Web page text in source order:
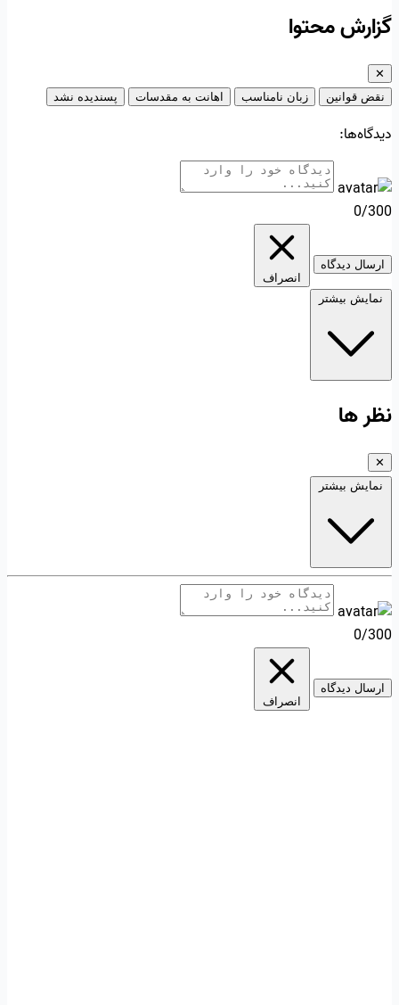
گزارش محتوا
✕
نقض قوانین
زبان نامناسب اهانت به مقدسات پسندیده نشد
دیدگاه‌ها:
0/300
ارسال دیدگاه
انصراف
نمایش بیشتر
نظر ها
✕
نمایش بیشتر
0/300
ارسال دیدگاه
انصراف